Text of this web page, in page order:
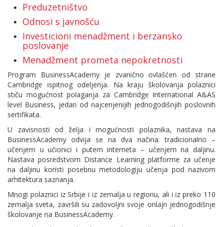
Preduzetništvo
Odnosi s javnošću
Investicioni menadžment i berzansko
poslovanje
Menadžment prometa nepokretnosti
Program BusinessAcademy je zvanično ovlašćen od strane
Cambridge ispitnog odeljenja. Na kraju školovanja polaznici
stiču mogućnost polaganja za Cambridge International A&AS
level Business, jedan od najcenjenijih jednogodišnjih poslovnih
sertifikata.
U zavisnosti od želja i mogućnosti polaznika, nastava na
BusinessAcademy odvija se na dva načina: tradicionalno –
učenjem u učionici i putem interneta – učenjem na daljinu.
Nastava posredstvom Distance Learning platforme za učenje
na daljinu koristi posebnu metodologiju učenja pod nazivom
arhitektura saznanja.
Mnogi polaznici iz Srbije i iz zemalja u regionu, ali i iz preko 110
zemalja sveta, završili su zadovoljni svoje onlajn jednogodišnje
školovanje na BusinessAcademy.